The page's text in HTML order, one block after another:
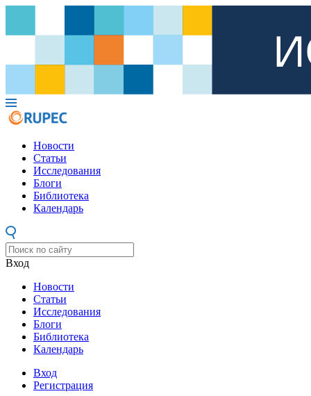
Новости
Статьи
Исследования
Блоги
Библиотека
Календарь
Вход
Новости
Статьи
Исследования
Блоги
Библиотека
Календарь
Вход
Регистрация